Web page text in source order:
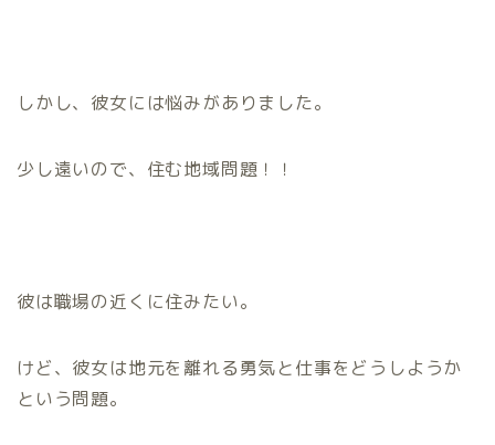
しかし、彼女には悩みがありました。
少し遠いので、住む地域問題！！
彼は職場の近くに住みたい。
けど、彼女は地元を離れる勇気と仕事をどうしようか
という問題。